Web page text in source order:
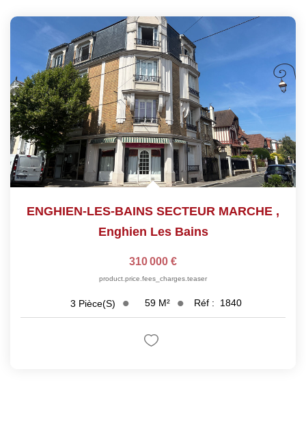
ENGHIEN-LES-BAINS SECTEUR MARCHE ,
Enghien Les Bains
310 000 €
product.price.fees_charges.teaser
3 Pièce(s) 59 M² Réf : 1840